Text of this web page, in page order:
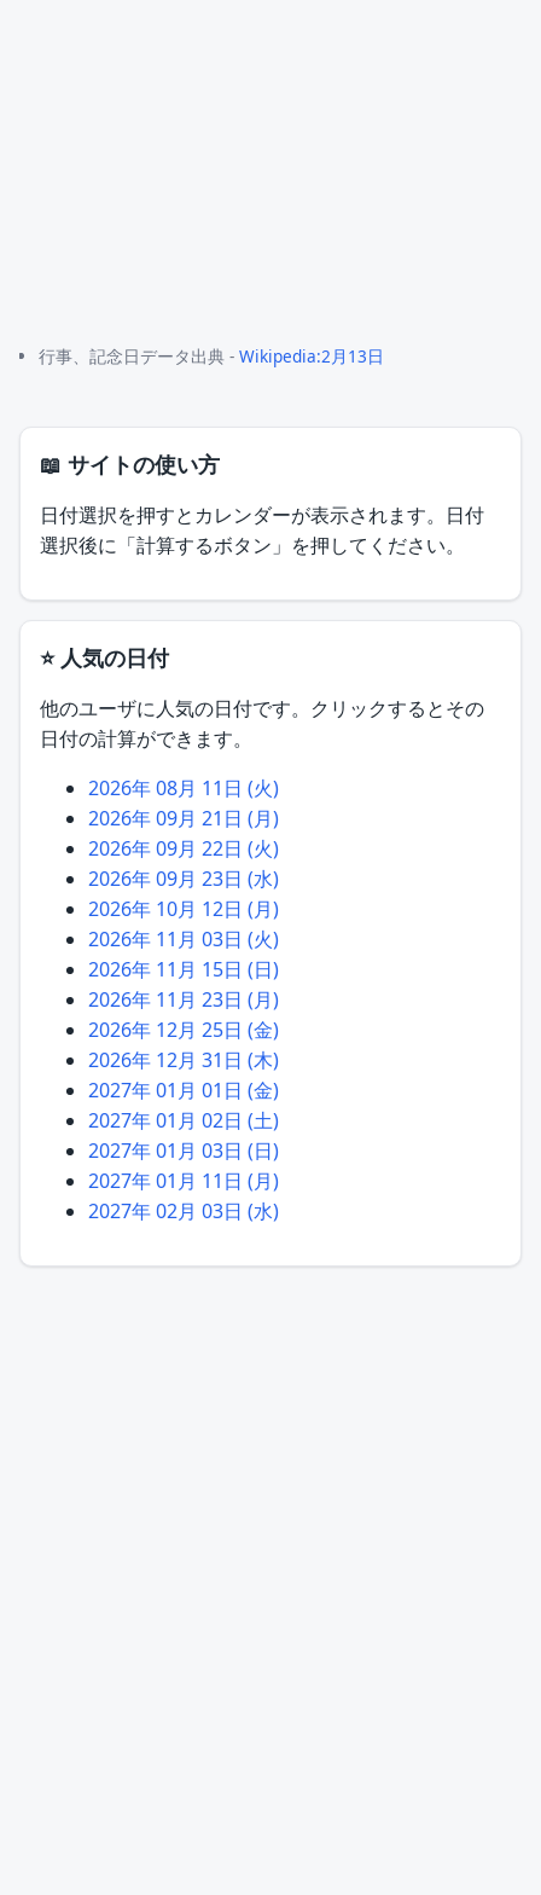
行事、記念日データ出典 -Wikipedia:2月13日
📖 サイトの使い方
日付選択を押すとカレンダーが表示されます。日付
選択後に「計算するボタン」を押してください。
⭐ 人気の日付
他のユーザに人気の日付です。クリックするとその
日付の計算ができます。
2026年 08月 11日 (火)
2026年 09月 21日 (月)
2026年 09月 22日 (火)
2026年 09月 23日 (水)
2026年 10月 12日 (月)
2026年 11月 03日 (火)
2026年 11月 15日 (日)
2026年 11月 23日 (月)
2026年 12月 25日 (金)
2026年 12月 31日 (木)
2027年 01月 01日 (金)
2027年 01月 02日 (土)
2027年 01月 03日 (日)
2027年 01月 11日 (月)
2027年 02月 03日 (水)